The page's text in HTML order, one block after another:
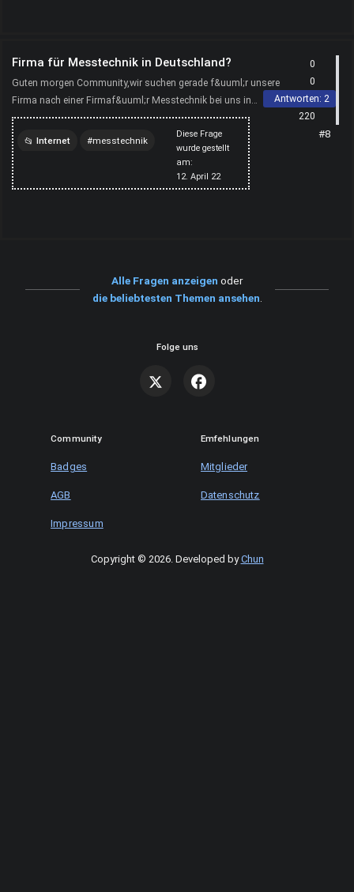
Firma für Messtechnik in Deutschland?
Guten morgen Community,wir suchen gerade f&uuml;r unsere
Firma nach einer Firmaf&uuml;r Messtechnik bei uns in
Deutschland?Ich habe eben schon BMG Baumgart gefunden.
Diese Frage
wurde gestellt
am:
12. April 22
Internet messtechnik
0
0
Antworten: 2
220
#8
Alle Fragen anzeigen oder
die beliebtesten Themen ansehen.
Folge uns
Community Emfehlungen
Badges Mitglieder
AGB Datenschutz
Impressum
Copyright © 2026. Developed byChun